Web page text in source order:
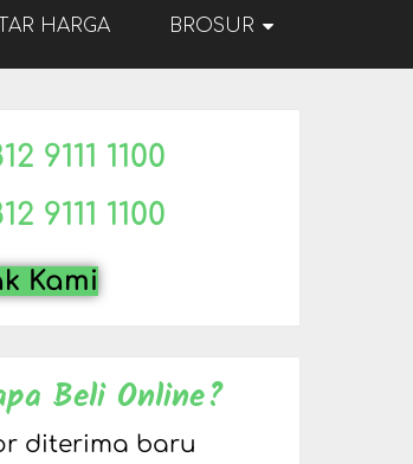
HARGA BROSUR
9111 1100
9111 1100
Kami
Beli Online?
diterima baru